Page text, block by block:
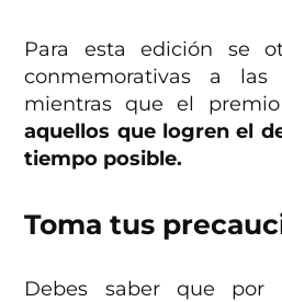
Para esta edición se
conmemorativas a
mientras que el
aquellos que logren el
tiempo posible.
Toma tus
Debes saber que por